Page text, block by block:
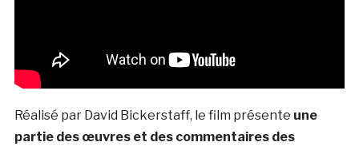
Réalisé par David Bickerstaff, le film présente une
partie des œuvres et des commentaires des